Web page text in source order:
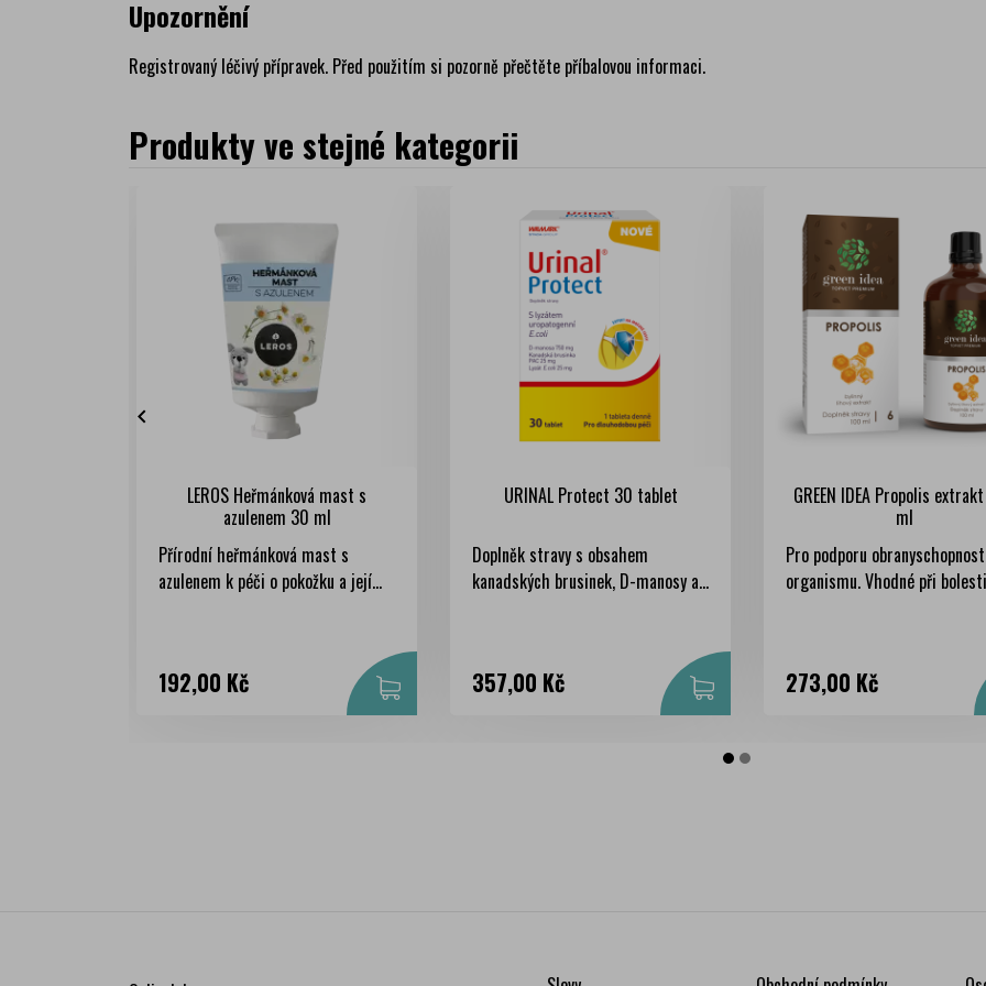
Upozornění
Registrovaný léčivý přípravek. Před použitím si pozorně přečtěte příbalovou informaci.
Produkty ve stejné kategorii
LEROS Heřmánková mast s
azulenem 30 ml
Přírodní heřmánková mast s
azulenem k péči o pokožku a její...
Cena
192,00 Kč
URINAL Protect 30 tablet
Doplněk stravy s obsahem
kanadských brusinek, D-manosy a...
Cena
357,00 Kč
GREEN IDEA Propolis
ml
Pro podporu
organismu. Vhodné při
Cena
273,00 Kč
